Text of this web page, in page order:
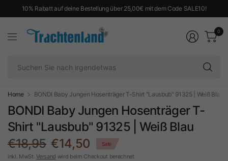
10% Rabatt auf deine Bestellung über 25,00€ mit dem Code SALE10!
0
Home BONDI Baby Jungen Hosenträger T-Shirt "Lausbub" 91325 | Weiß Blau
BONDI Baby Jungen Hosenträger T-
Shirt "Lausbub" 91325 | Weiß Blau
€18,95 €14,50 Sale
inkl. MwSt.Versand wird beim Checkout berechnet